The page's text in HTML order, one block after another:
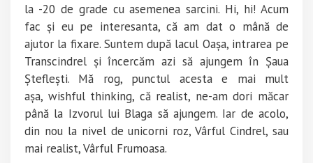
la -20 de grade cu asemenea sarcini. Hi, hi! Acum
fac și eu pe interesanta, că am dat o mână de
ajutor la fixare. Suntem după lacul Oașa, intrarea pe
Transcindrel și încercăm azi să ajungem în Șaua
Șteflești. Mă rog, punctul acesta e mai mult
așa, wishfulthinking, că realist, ne-am dori măcar
până la Izvorul lui Blaga să ajungem. Iar de acolo,
din nou la nivel de unicorni roz, Vârful Cindrel, sau
mai realist, Vârful Frumoasa.